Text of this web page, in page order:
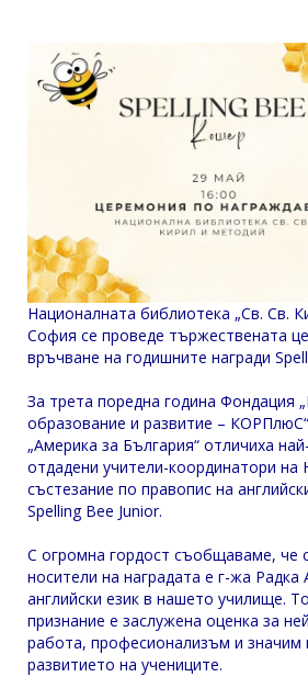
Националната библиотека „Св. Св.
София се проведе тържествената
връчване на годишните награди
За трета поредна година Фондация
образование и развитие –
„Америка за България“ отличиха
отдадени учители-координатори на
състезание по правопис на
Spelling Bee Junior.
С огромна гордост съобщаваме, че
носители на наградата е г-жа Радка
английски език в нашето училище.
признание е заслужена оценка за
работа, професионализъм и значим
развитието на учениците.